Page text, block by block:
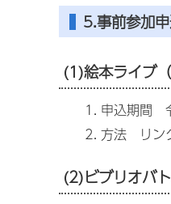
5.事前参加
(1)絵本ライブ（
申込期間
方法 リン
(2)ビブリオバ